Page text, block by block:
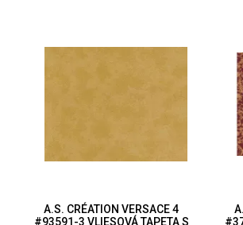
A.S. CRÉATION VERSACE 4
#93591-3 VLIESOVÁ TAPETA S